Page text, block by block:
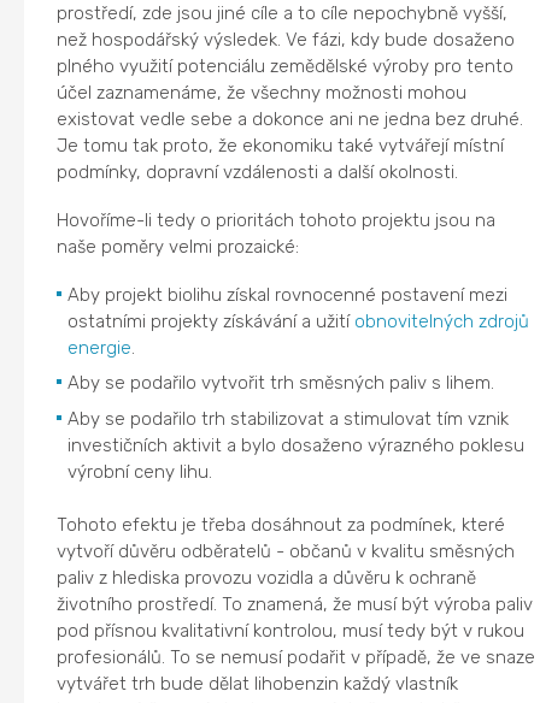
prostředí, zde jsou jiné cíle a to cíle nepochybně vyšší,
než hospodářský výsledek. Ve fázi, kdy bude dosaženo
plného využití potenciálu zemědělské výroby pro tento
účel zaznamenáme, že všechny možnosti mohou
existovat vedle sebe a dokonce ani ne jedna bez druhé.
Je tomu tak proto, že ekonomiku také vytvářejí místní
podmínky, dopravní vzdálenosti a další okolnosti.
Hovoříme-li tedy o prioritách tohoto projektu jsou na
naše poměry velmi prozaické:
Aby projekt biolihu získal rovnocenné postavení mezi
ostatními projekty získávání a užití obnovitelných zdrojů
energie
Aby se podařilo vytvořit trh směsných paliv s lihem.
Aby se podařilo trh stabilizovat a stimulovat tím vznik
investičních aktivit a bylo dosaženo výrazného poklesu
výrobní ceny lihu.
Tohoto efektu je třeba dosáhnout za podmínek, které
vytvoří důvěru odběratelů - občanů v kvalitu směsných
paliv z hlediska provozu vozidla a důvěru k ochraně
životního prostředí. To znamená, že musí být výroba paliv
pod přísnou kvalitativní kontrolou, musí tedy být v rukou
profesionálů. To se nemusí podařit v případě, že ve snaze
vytvářet trh bude dělat lihobenzin každý vlastník